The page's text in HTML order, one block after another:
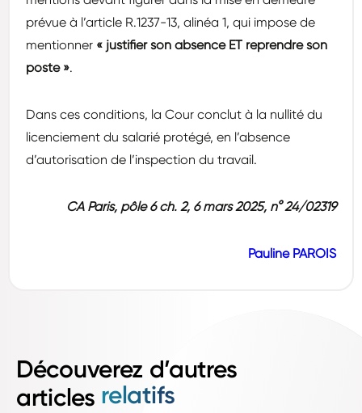
prévue à l’article R.1237-13, alinéa 1, qui impose de
mentionner « justifier son absence ET reprendre son
poste ».
Dans ces conditions, la Cour conclut à la nullité du
licenciement du salarié protégé, en l’absence
d’autorisation de l’inspection du travail.
CA Paris, pôle 6 ch. 2, 6 mars 2025, n° 24/02319
Pauline PAROIS
Découverez d’autres
articles relatifs